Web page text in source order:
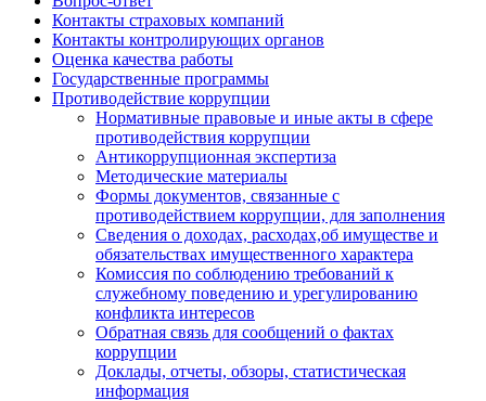
Контакты страховых компаний
Контакты контролирующих органов
Оценка качества работы
Государственные программы
Противодействие коррупции
Нормативные правовые и иные акты в сфере
противодействия коррупции
Антикоррупционная экспертиза
Методические материалы
Формы документов, связанные с
противодействием коррупции, для заполнения
Сведения о доходах, расходах,об имуществе и
обязательствах имущественного характера
Комиссия по соблюдению требований к
служебному поведению и урегулированию
конфликта интересов
Обратная связь для сообщений о фактах
коррупции
Доклады, отчеты, обзоры, статистическая
информация